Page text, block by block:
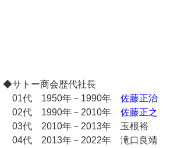
◆サトー商会歴代社長
01代 1950年－1990年 佐藤正治
02代 1990年－2010年 佐藤正之
03代 2010年－2013年 玉根裕
04代 2013年－2022年 滝口良靖